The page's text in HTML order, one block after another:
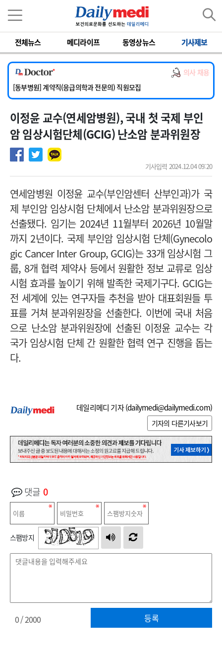
전체뉴스 메디라이프 동영상뉴스 기사제보
의사 채용
[서울아산병원] 2026년 하반기 인턴 모집
[영남대학교의료원] 마취통증의학과 임기제 임상의사 채용
[충남대학교병원] 소아청소년과(소아응급전담) 계약직 의사 공개채용
[동부병원] 계약직(응급의학과 전문의) 직원모집
[이대목동병원] 하반기 전공의(레지던트1년차) 모집
[서울아산병원] 2026년 하반기 인턴 모집
[영남대학교의료원] 마취통증의학과 임기제 임상의사 채용
이정윤 교수(연세암병원), 국내 첫 국제 부인
암 임상시험단체(GCIG) 난소암 분과위원장
기사입력 2024.12.04 09:20
연세암병원 이정윤 교수(부인암센터 산부인과)가 국
제 부인암 임상시험 단체에서 난소암 분과위원장으로
선출됐다. 임기는 2024년 11월부터 2026년 10월말
까지 2년이다. 국제 부인암 임상시험 단체(Gynecolo
gic Cancer Inter Group, GCIG)는 33개 임상시험 그
룹, 8개 협력 제약사 등에서 원활한 정보 교류로 임상
시험 효과를 높이기 위해 발족한 국제기구다. GCIG는
전 세계에 있는 연구자들 추천을 받아 대표회원들 투
표를 거쳐 분과위원장을 선출한다. 이번에 국내 처음
으로 난소암 분과위원장에 선출된 이정윤 교수는 각
국가 임상시험 단체 간 원활한 협력 연구 진행을 돕는
다.
데일리메디 기자 (dailymedi@dailymedi.com)
기자의 다른기사보기
댓글 0
스팸방지
등록
0/ 2000